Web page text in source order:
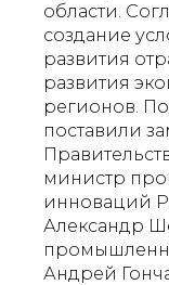
области.
создание
развития
развития
регионов.
поставили
министр
инноваций
Александр
Андрей